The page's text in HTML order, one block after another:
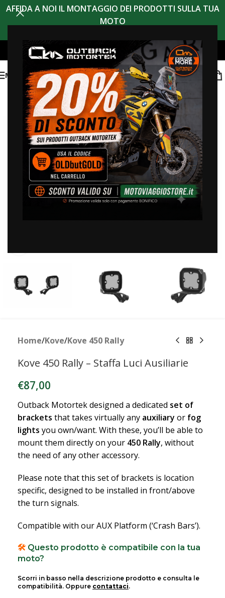
AFFIDA A NOI IL MONTAGGIO DEI PRODOTTI SULLA TUA
MOTO
MENU
Home/Kove/Kove 450 Rally
Kove 450 Rally – Staffa Luci Ausiliarie
€87,00
Outback Motortek designed a dedicated set of
brackets that takes virtually any auxiliary or fog
lights you own/want. With these, you’ll be able to
mount them directly on your 450 Rally, without
the need of any other accessory.
Please note that this set of brackets is location
specific, designed to be installed in front/above
the turn signals.
Compatible with our AUX Platform (‘Crash Bars’).
🛠️ Questo prodotto è compatibile con la tua
moto?
Scorri in basso nella descrizione prodotto e consulta le
compatibilità. Oppure contattaci.